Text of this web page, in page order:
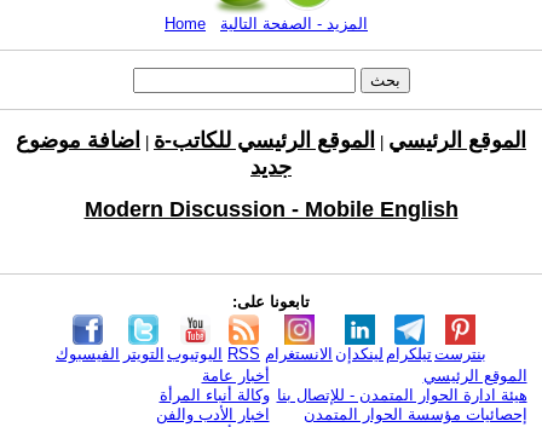
Home المزيد - الصفحة التالية
الموقع الرئيسي الموقع الرئيسي للكاتب-ة
اضافة موضوع
جديد
Modern Discussion - Mobile English
تابعونا على:
الفيسبوك التويتر اليوتيوب RSS الانستغرام لينكدإن تيلكرامبنترست
الموقع الرئيسي
هيئة ادارة الحوار المتمدن - للإتصال بنا
إحصائيات مؤسسة الحوار المتمدن
أخبار عامة
وكالة أنباء المرأة
اخبار الأدب والفن